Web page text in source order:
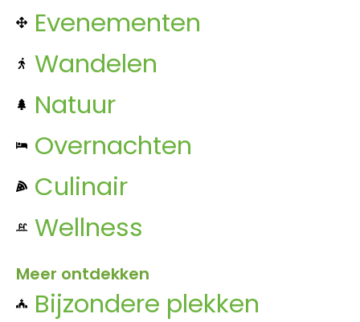
Evenementen
Wandelen
Natuur
Overnachten
Culinair
Wellness
Meer ontdekken
Bijzondere plekken